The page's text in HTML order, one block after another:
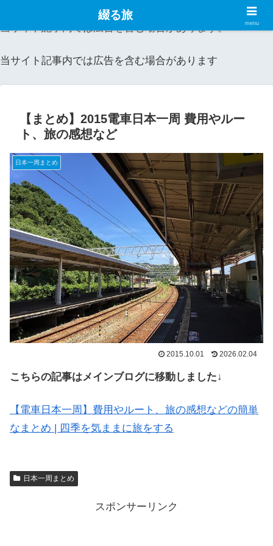
当サイト記事内では広告を含む場合があります。
当サイト記事内では広告を含む場合があります
【まとめ】2015電車日本一周 費用やルー
ト、旅の感想など
日本一周まとめ
2015.10.01 2026.02.04
こちらの記事はメインブログに移動しました↓
【電車日本一周】費用やルート、旅の感想などの簡単
なまとめ | 四季を気ままに旅をする
日本一周まとめ
スポンサーリンク
綴る旅
menu